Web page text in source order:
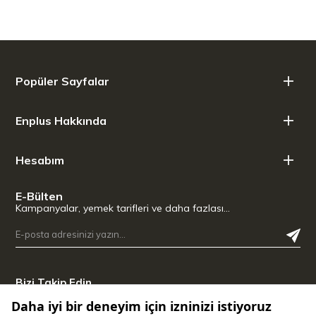
Popüler Sayfalar
Enplus Hakkında
Hesabım
E-Bülten
Kampanyalar, yemek tarifleri ve daha fazlası…
Bizi Takip Edin